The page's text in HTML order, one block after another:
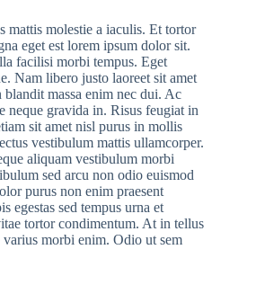
mattis molestie a iaculis. Et tortor
eget est lorem ipsum dolor sit.
facilisi morbi tempus. Eget
Nam libero justo laoreet sit amet
massa enim nec dui. Ac
neque gravida in. Risus feugiat in
sit amet nisl purus in mollis
vestibulum mattis ullamcorper.
aliquam vestibulum morbi
sed arcu non odio euismod
purus non enim praesent
egestas sed tempus urna et
tortor condimentum. At in tellus
morbi enim. Odio ut sem